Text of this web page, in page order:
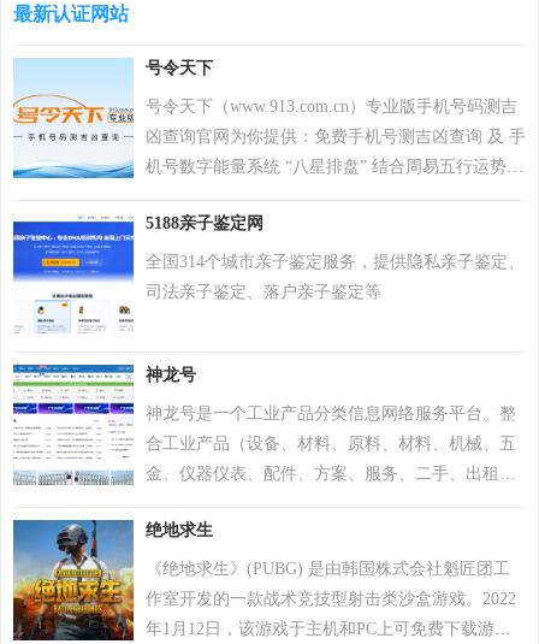
最新认证网站
号令天下
号令天下（www.913.com.cn）专业版手机号码测吉
凶查询官网为你提供：免费手机号测吉凶查询 及 手
机号数字能量系统 “八星排盘” 结合周易五行运势来
下官网手机号码测吉凶查询系统，专业最新版、超
准，靠谱！
5188亲子鉴定网
全国314个城市亲子鉴定服务，提供隐私亲子鉴定、
司法亲子鉴定、落户亲子鉴定等
神龙号
神龙号是一个工业产品分类信息网络服务平台。整
合工业产品（设备、材料、原料、材料、机械、五
金、仪器仪表、配件、方案、服务、二手、出租
品信息。同时设有产品排行 榜单、产品品牌、品牌
排行、行业专区、产品品类专区等栏目，帮助中小
企业、厂商通过网络营销的方式宣传企业产品或服
务，获得更多商机。
绝地求生
《绝地求生》(PUBG) 是由韩国株式会社魁匠团工
作室开发的一款战术竞技型射击类沙盒游戏。2022
年1月12日，该游戏于主机和PC上可免费下载游